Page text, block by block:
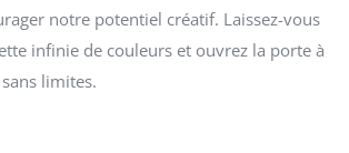
notre potentiel créatif. Laissez-vous
infinie de couleurs et ouvrez la porte à
limites.